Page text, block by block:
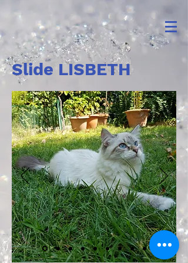
Slide LISBETH